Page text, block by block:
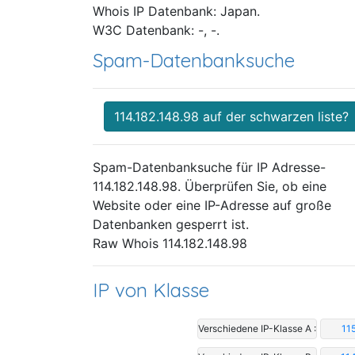
Whois IP Datenbank: Japan.
W3C Datenbank: -, -.
Spam-Datenbanksuche
114.182.148.98 auf der schwarzen liste?
Spam-Datenbanksuche für IP Adresse-
114.182.148.98. Überprüfen Sie, ob eine
Website oder eine IP-Adresse auf große
Datenbanken gesperrt ist.
Raw Whois 114.182.148.98
IP von Klasse
Verschiedene IP-Klasse A :